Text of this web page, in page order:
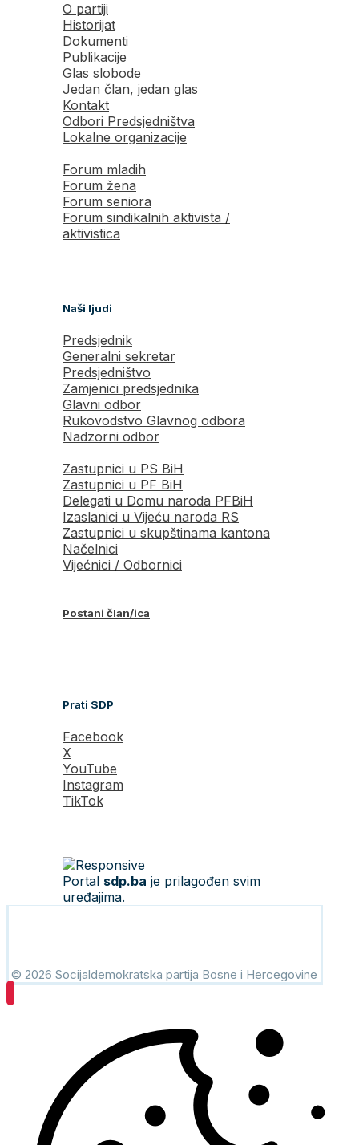
O partiji
Historijat
Dokumenti
Publikacije
Glas slobode
Jedan član, jedan glas
Kontakt
Odbori Predsjedništva
Lokalne organizacije
Forum mladih
Forum žena
Forum seniora
Forum sindikalnih aktivista /
aktivistica
Naši ljudi
Predsjednik
Generalni sekretar
Predsjedništvo
Zamjenici predsjednika
Glavni odbor
Rukovodstvo Glavnog odbora
Nadzorni odbor
Zastupnici u PS BiH
Zastupnici u PF BiH
Delegati u Domu naroda PFBiH
Izaslanici u Vijeću naroda RS
Zastupnici u skupštinama kantona
Načelnici
Vijećnici / Odbornici
Postani član/ica
Prati SDP
Facebook
X
YouTube
Instagram
TikTok
Portal sdp.ba je prilagođen svim
uređajima.
© 2026 Socijaldemokratska partija Bosne i Hercegovine